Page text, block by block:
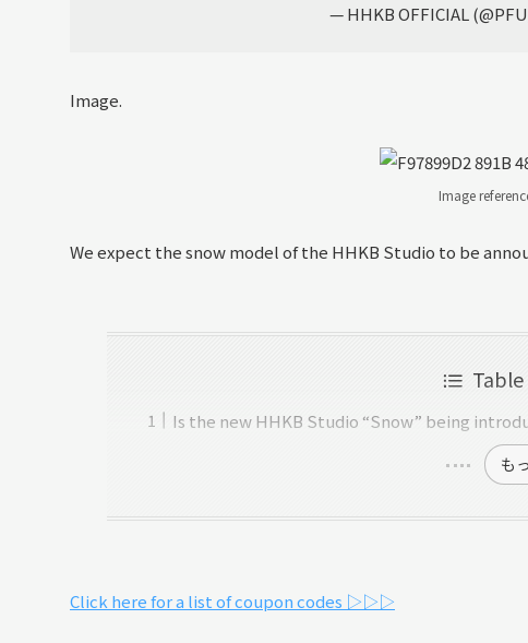
— HHKB OFFICIAL
Image.
Image
We expect the snow model of the HHKB Studio to be
Is the new HHKB Studio “Snow” being
も
Click here for a list of coupon codes ▷▷▷